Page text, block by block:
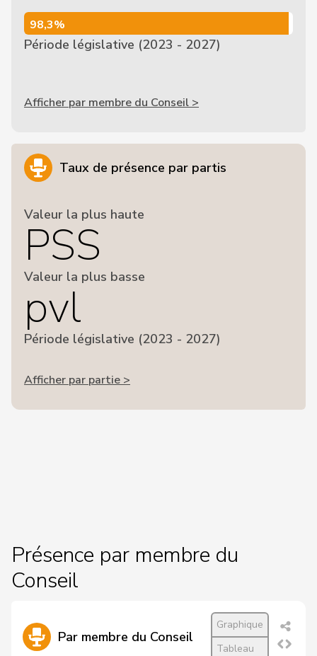
98,3%
98,3%
Période législative (2023 - 2027)
Afficher par membre du Conseil >
Taux de présence par partis
Valeur la plus haute
PSS
Valeur la plus basse
pvl
Période législative (2023 - 2027)
Afficher par partie >
Présence par membre du
Conseil
Par membre du Conseil
Graphique
Tableau